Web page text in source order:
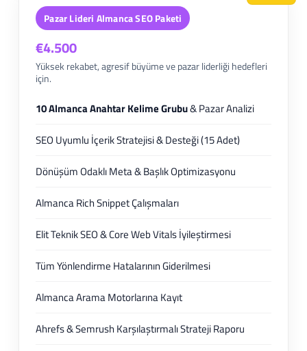
Pazar Lideri Almanca SEO Paketi
€4.500
Yüksek rekabet, agresif büyüme ve pazar liderliği hedefleri
için.
10 Almanca Anahtar Kelime Grubu& Pazar Analizi
SEO Uyumlu İçerik Stratejisi & Desteği (15 Adet)
Dönüşüm Odaklı Meta & Başlık Optimizasyonu
Almanca Rich Snippet Çalışmaları
Elit Teknik SEO & Core Web Vitals İyileştirmesi
Tüm Yönlendirme Hatalarının Giderilmesi
Almanca Arama Motorlarına Kayıt
Ahrefs & Semrush Karşılaştırmalı Strateji Raporu